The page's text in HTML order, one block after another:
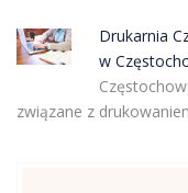
Drukarnia
w
związane z